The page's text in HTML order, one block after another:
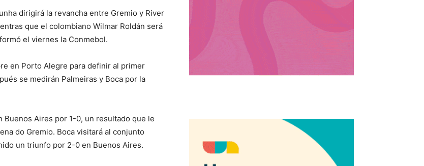
dirigirá la revancha entre Gremio y River
que el colombiano Wilmar Roldán será
el viernes la Conmebol.
en Porto Alegre para definir al primer
se medirán Palmeiras y Boca por la
Buenos Aires por 1-0, un resultado que le
do Gremio. Boca visitará al conjunto
un triunfo por 2-0 en Buenos Aires.